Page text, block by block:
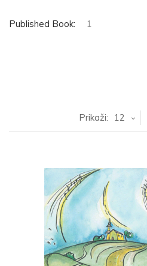
Published Book: 1
Prikaži: 12